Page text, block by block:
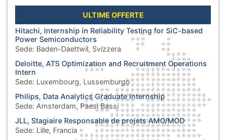
ULTIME OFFERTE
Hitachi, Internship in Reliability Testing for SiC-based
Power Semiconductors
Sede: Baden-Daettwil, Svizzera
Deloitte, ATS Optimization and Recruitment Operations
Intern
Sede: Luxembourg, Lussemburgo
Philips, Data Analytics Graduate Internship
Sede: Amsterdam, Paesi Bassi
JLL, Stagiaire Responsable de projets AMO/MOD
Sede: Lille, Francia